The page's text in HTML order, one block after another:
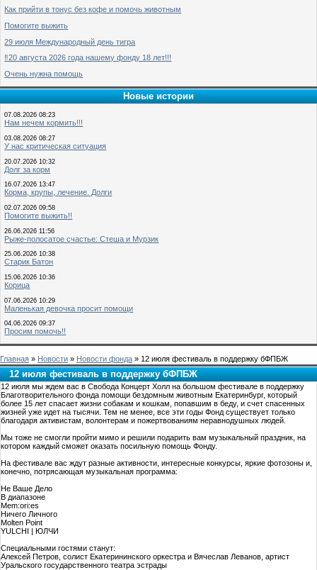
Как прийти в тонус без кофе и помочь животным
Помогите выжить
29 июля Международный день тигра
‼️20 августа 2026 года нашему фонду 18 лет!!!
Очень нужна помощь
Новые истории
07.08.2026 08:23
Нам нечем кормить!!!
03.08.2026 08:27
У нас критическая ситуация
20.07.2026 10:32
Долг за корм
16.07.2026 13:47
Корма, крупы, лечение. Долги
02.07.2026 09:58
Помогите выжить!!
26.06.2026 11:56
Рыже-полосатое счастье: Стеша и Мурзик
25.06.2026 10:38
Старик Батон
15.06.2026 10:36
Корица
07.06.2026 10:29
Маленькая девочка просит помощи
04.06.2026 09:37
Просим помочь!!
Главная » Новости » Новости фонда » 12 июля фестиваль в поддержку бФПБЖ
12 июля фестиваль в поддержку бФПБЖ
12 июля мы ждем вас в Свобода Концерт Холл на большом фестивале в поддержку
Благотворительного фонда помощи бездомным животным Екатеринбург, который
более 15 лет спасает жизни собакам и кошкам, попавшим в беду, и счет спасенных
жизней уже идет на тысячи. Тем не менее, все эти годы Фонд существует только
благодаря активистам, волонтерам и пожертвованиям неравнодушных людей.
Мы тоже не смогли пройти мимо и решили подарить вам музыкальный праздник, на
котором каждый сможет оказать посильную помощь Фонду.
На фестивале вас ждут разные активности, интересные конкурсы, яркие фотозоны и,
конечно, потрясающая музыкальная программа:
Не Ваше Дело
В диапазоне
Mem:ori:es
Ничего Личного
Molten Point
YULCHI | ЮЛЧИ
Специальными гостями станут:
Алексей Петров, солист Екатерининского оркестра и Вячеслав Леванов, артист
Уральского государственного театра эстрады